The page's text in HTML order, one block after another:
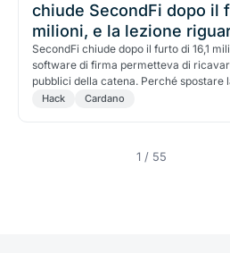
chiude SecondFi dopo il
milioni, e la lezione
SecondFi chiude dopo il furto di 16,1
software di firma permetteva di
pubblici della catena. Perché spostare
bastava.
Hack Cardano
1 / 55